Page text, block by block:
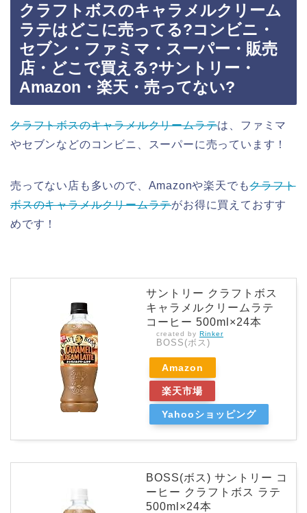
クラフトボスのキャラメルクリーム
ラテはどこに売ってる?コンビニ・
セブン・ファミマ・スーパー・販売
店・どこで買える?サントリー・
Amazon・楽天・売ってない?
クラフトボスのキャラメルクリームラテは、ファミマ
やセブンなどのコンビニ、スーパーに売っています！
売ってない店も多いので、Amazonや楽天でもクラフト
ボスのキャラメルクリームラテがお得に買えておすす
めです！
サントリー クラフトボス
キャラメルクリームラテ
コーヒー 500ml×24本
created by Rinker
BOSS(ボス)
Amazon
楽天市場
Yahooショッピング
BOSS(ボス) サントリー コ
ーヒー クラフトボス ラテ
500ml×24本